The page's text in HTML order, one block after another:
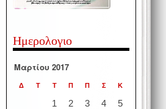
Ημερολογιο
Μαρτίου 2017
Δ Τ Τ Π Π Σ Κ
1 2 3 4
5